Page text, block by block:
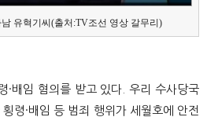
유혁기씨(출처:TV조선 영상 갈무리)
·배임 혐의를 받고 있다. 우리 수사당국
령·배임 등 범죄 행위가 세월호에 안전